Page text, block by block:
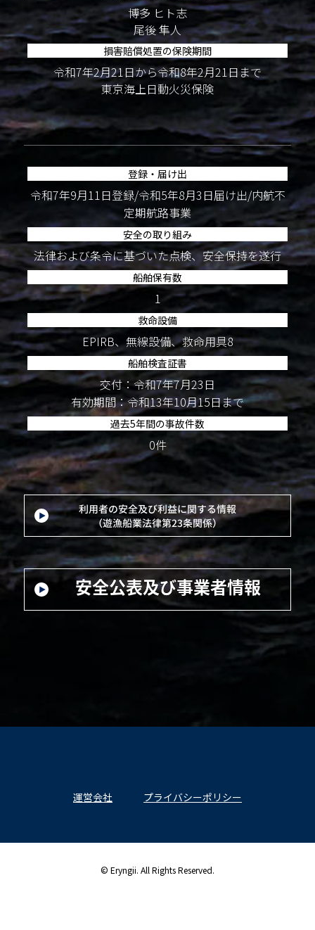
博多 ヒト志
尾後 隼人
損害賠償処置の保険期間
令和7年2月21日から令和8年2月21日まで
東京海上日動火災保険
登録・届け出
令和7年9月11日登録/令和5年8月3日届け出/内航不
定期航路事業
安全の取り組み
法律および条令に基づいた点検、安全保持を遂行
船舶保有数
1
救命設備
EPIRB、無線設備、救命用具8
船舶検査証書
交付：令和7年7月23日
有効期間：令和13年10月15日まで
過去5年間の事故件数
0件
運営会社 プライバシーポリシー
© Eryngii. All Rights Reserved.